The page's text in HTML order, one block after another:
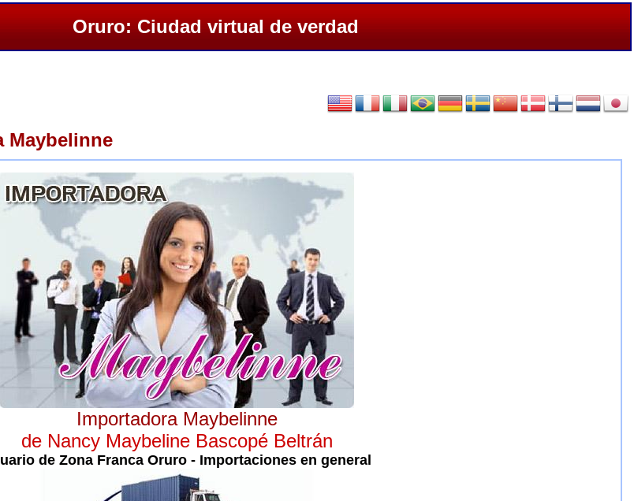
Oruro: Ciudad virtual de verdad
Maybelinne
Importadora Maybelinne
de Nancy Maybeline Bascopé Beltrán
de Zona Franca Oruro - Importaciones en general